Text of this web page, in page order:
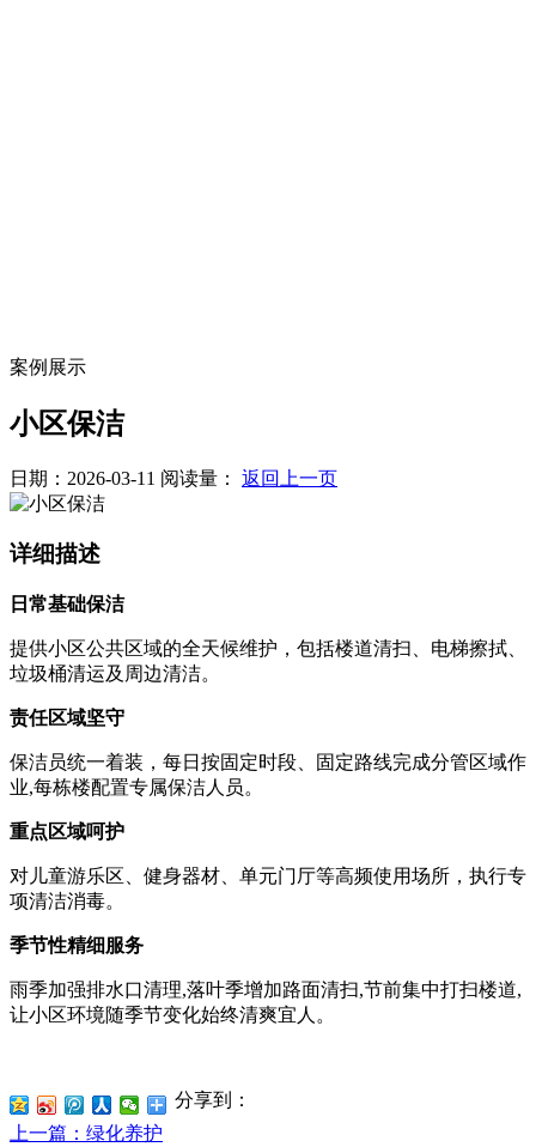
案例展示
小区保洁
日期：2026-03-11 阅读量： 返回上一页
详细描述
日常基础保洁
提供小区公共区域的全天候维护，包括楼道清扫、电梯擦拭、
垃圾桶清运及周边清洁。
责任区域坚守
保洁员统一着装，每日按固定时段、固定路线完成分管区域作
业,每栋楼配置专属保洁人员。
重点区域呵护
对儿童游乐区、健身器材、单元门厅等高频使用场所，执行专
项清洁消毒。
季节性精细服务
雨季加强排水口清理,落叶季增加路面清扫,节前集中打扫楼道,
让小区环境随季节变化始终清爽宜人。
分享到：
上一篇 ：绿化养护